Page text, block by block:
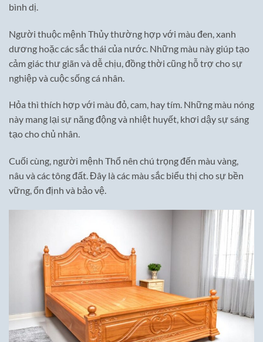
bình dị.
Người thuộc mệnh Thủy thường hợp với màu đen, xanh
dương hoặc các sắc thái của nước. Những màu này giúp tạo
cảm giác thư giãn và dễ chịu, đồng thời cũng hỗ trợ cho sự
nghiệp và cuộc sống cá nhân.
Hỏa thì thích hợp với màu đỏ, cam, hay tím. Những màu nóng
này mang lại sự năng động và nhiệt huyết, khơi dậy sự sáng
tạo cho chủ nhân.
Cuối cùng, người mệnh Thổ nên chú trọng đến màu vàng,
nâu và các tông đất. Đây là các màu sắc biểu thị cho sự bền
vững, ổn định và bảo vệ.